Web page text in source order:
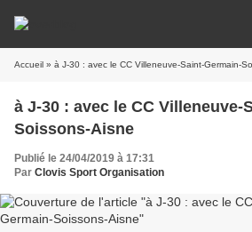
Accueil » à J-30 : avec le CC Villeneuve-Saint-Germain-
à J-30 : avec le CC Villeneuve-
Soissons-Aisne
Publié le 24/04/2019 à 17:31
Par Clovis Sport Organisation